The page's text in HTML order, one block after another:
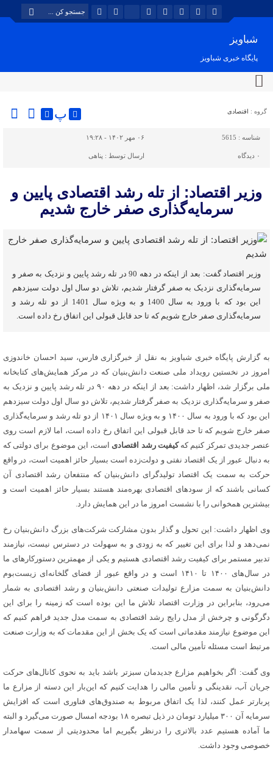
شباویز
پایگاه خبری شباویز
گروه : اقتصادی پ
شناسه : 5615 ۰۶ مهر ۱۴۰۲ - ۱۹:۲۸
۰ دیدگاه ارسال توسط : پناهی
وزیر اقتصاد: از تله رشد اقتصادی پایین و
سرمایه‌گذاری صفر خارج شدیم
وزیر اقتصاد گفت: بعد از اینکه در دهه 90 در تله رشد پایین و نزدیک به صفر و
سرمایه‌گذاری نزدیک به صفر گرفتار شدیم، تلاش دو سال اول دولت سیزدهم
این بود که با ورود به سال 1400 و به ویژه سال 1401 از دو تله رشد و
سرمایه‌گذاری صفر خارج شویم که تا حد قابل قبولی این اتفاق رخ داده است.
به گزارش پایگاه خبری شباویز به نقل از خبرگزاری فارس، سید احسان خاندوزی
امروز در نخستین رویداد ملی صنعت دانش‌بنیان که در مرکز همایش‌های کتابخانه
ملی برگزار شد، اظهار داشت: بعد از اینکه در دهه ۹۰ در تله رشد پایین و نزدیک به
صفر و سرمایه‌گذاری نزدیک به صفر گرفتار شدیم، تلاش دو سال اول دولت سیزدهم
این بود که با ورود به سال ۱۴۰۰ و به ویژه سال ۱۴۰۱ از دو تله رشد و سرمایه‌گذاری
صفر خارج شویم که تا حد قابل قبولی این اتفاق رخ داده است، اما لازم است روی
عنصر جدیدی تمرکز کنیم کهکیفیت رشد اقتصادی است، این موضوع برای دولتی که
به دنبال عبور از یک اقتصاد نفتی و دولت‌زده است بسیار حائز اهمیت است، در واقع
حرکت به سمت یک اقتصاد تولیدگرای دانش‌بنیان که منتفعان رشد اقتصادی آن
کسانی باشند که از سودهای اقتصادی بهره‌مند هستند بسیار حائز اهمیت است و
بیشترین همخوانی را با نشست امروز ما در این همایش دارد.
وی اظهار داشت: این تحول و گذار بدون مشارکت شرکت‌های بزرگ دانش‌بنیان رخ
نمی‌دهد و لذا برای این تغییر که به زودی و به سهولت در دسترس نیست، نیازمند
تدبیر مستمر برای کیفیت رشد اقتصادی هستیم و یکی از مهمترین دستورکارهای ما
در سال‌های ۱۴۰۰ تا ۱۴۱۰ است و در واقع عبور از فضای گلخانه‌ای زیست‌بوم
دانش‌بنیان به سمت مزارع تولیدات صنعتی دانش‌بنیان و رشد اقتصادی به شمار
می‌رود، بنابراین در وزارت اقتصاد تلاش ما این بوده است که زمینه را برای این
دگرگونی و چرخش از مدل رایج رشد اقتصادی به سمت مدل جدید فراهم کنیم که
این موضوع نیازمند مقدماتی است که یک بخش از این مقدمات که به وزارت صنعت
مرتبط است مسئله تأمین مالی است.
وی گفت: اگر بخواهیم مزارع جدیدمان سبزتر باشد باید به نحوی کانال‌های حرکت
جریان آب، نقدینگی و تأمین مالی را هدایت کنیم که این‌بار این دسته از مزارع ما
پربارتر عمل کنند، لذا یک اتفاق مربوط به صندوق‌های فناوری است که افزایش
سرمایه آن ۳۰۰ میلیارد تومان در ذیل تبصره ۱۸ بودجه امسال صورت می‌گیرد و البته
ما آماده هستیم عدد بالاتری را درنظر بگیریم اما محدودیتی از سمت سهامدار
خصوصی وجود داشت.